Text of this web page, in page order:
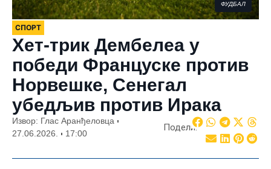
ФУДБАЛ
СПОРТ
Хет-трик Дембелеа у
победи Француске против
Норвешке, Сенегал
убедљив против Ирака
Извор: Глас Аранђеловца
27.06.2026.
17:00
Подели: